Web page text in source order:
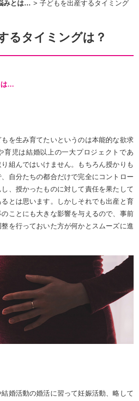
みとは… > 子どもを出産するタイミング
るタイミングは？
は…
を生み育てたいというのは本能的な欲求
育児は結婚以上の一大プロジェクトであ
組んではいけません。もちろん授かりも
自分たちの都合だけで完全にコントロー
、授かったものに対して責任を果たして
とは思います。しかしそれでも出産と育
ことにも大きな影響を与えるので、事前
を行っておいた方が何かとスムーズに進
婚活動の婚活に習って妊娠活動、略して